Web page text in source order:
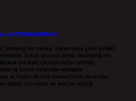
herhangi bir marka, kurum veya şahıs şirketi
Sitede yalnızca kendi hazırladığımız
yer alan içerikler haber niteliği
ve kişiler hakkında paylaşım
ve kişiler ile isim benzerlikleri tamamen
taslak halindedir ve tavsiye niteliği